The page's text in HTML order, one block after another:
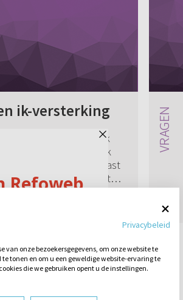
ik-versterking
mij helpen wat ik
en ik-versterking? Ik
dat het helemaal niet past
Dat
jezelf gaat. Hoe m...
Privacybeleid
van onze bezoekersgegevens, om onze website te
tonen en om u een geweldige website-ervaring te
die we gebruiken opent u de instellingen.